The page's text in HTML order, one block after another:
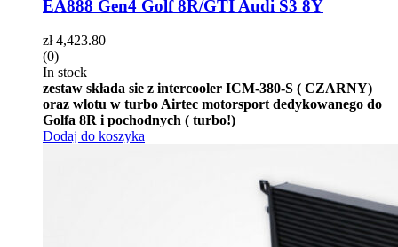
EA888 Gen4 Golf 8R/GTI Audi S3 8Y
zł4,423.80
(0)
In stock
zestaw składa sie z intercooler ICM-380-S ( CZARNY)
oraz wlotu w turbo Airtec motorsport dedykowanego do
Golfa 8R i pochodnych ( turbo!)
Dodaj do koszyka